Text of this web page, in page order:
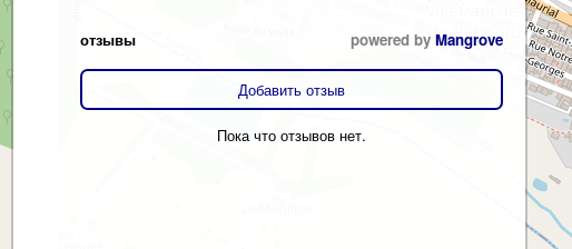
отзывы powered by Mangrove
Добавить отзыв
Пока что отзывов нет.